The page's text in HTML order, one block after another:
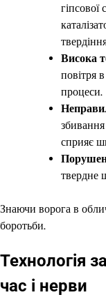
гіпсової
Висока
повітря
процеси.
сприяє
твердне
Знаючи ворога в
боротьби.
Технологія
час і нерви